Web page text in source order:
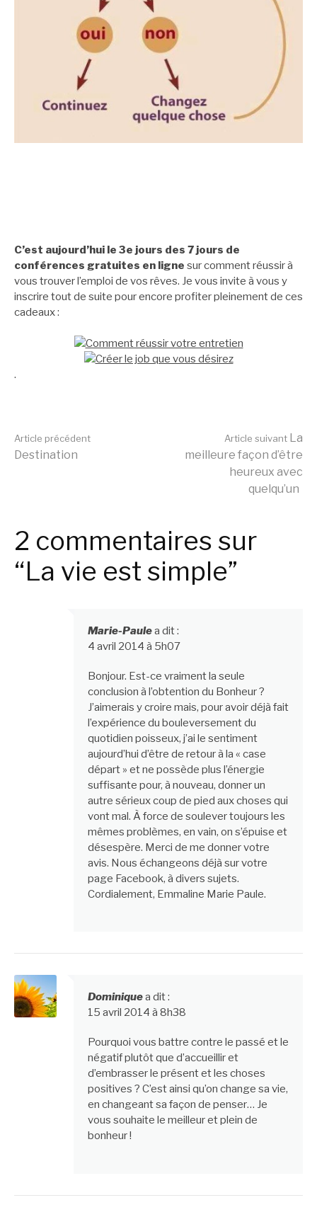
C’est aujourd’hui le 3e jours des 7 jours de
conférences gratuites en ligne sur comment réussir à
vous trouver l’emploi de vos rêves. Je vous invite à vous y
inscrire tout de suite pour encore profiter pleinement de ces
cadeaux :
.
Lire
suite
Article précédent
Destination
Article suivant La
meilleure façon d’être
heureux avec
quelqu’un
2 commentaires sur
“La vie est simple”
Marie-Paulea dit :
4 avril 2014 à 5h07
Bonjour. Est-ce vraiment la seule
conclusion à l’obtention du Bonheur ?
J’aimerais y croire mais, pour avoir déjà fait
l’expérience du bouleversement du
quotidien poisseux, j’ai le sentiment
aujourd’hui d’être de retour à la « case
départ » et ne possède plus l’énergie
suffisante pour, à nouveau, donner un
autre sérieux coup de pied aux choses qui
vont mal. À force de soulever toujours les
mêmes problèmes, en vain, on s’épuise et
désespère. Merci de me donner votre
avis. Nous échangeons déjà sur votre
page Facebook, à divers sujets.
Cordialement, Emmaline Marie Paule.
Dominiquea dit :
15 avril 2014 à 8h38
Pourquoi vous battre contre le passé et le
négatif plutôt que d’accueillir et
d’embrasser le présent et les choses
positives ? C’est ainsi qu’on change sa vie,
en changeant sa façon de penser… Je
vous souhaite le meilleur et plein de
bonheur !